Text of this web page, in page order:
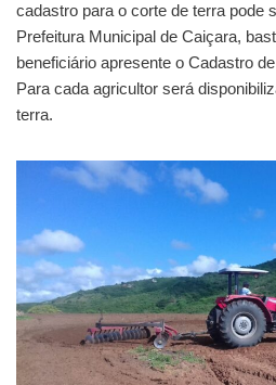
cadastro para o corte de terra pode
Prefeitura Municipal de Caiçara,
beneficiário apresente o Cadastro
Para cada agricultor será
terra.